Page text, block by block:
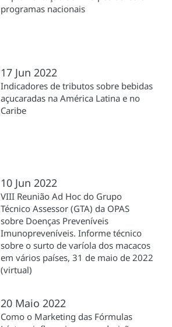
programas nacionais
17 Jun 2022
Indicadores de tributos sobre bebidas
açucaradas na América Latina e no
Caribe
10 Jun 2022
VIII Reunião Ad Hoc do Grupo
Técnico Assessor (GTA) da OPAS
sobre Doenças Preveníveis
Imunopreveníveis. Informe técnico
sobre o surto de varíola dos macacos
em vários países, 31 de maio de 2022
(virtual)
20 Maio 2022
Como o Marketing das Fórmulas